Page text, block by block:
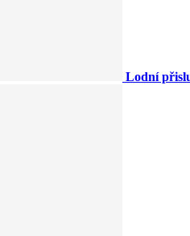
Lodní